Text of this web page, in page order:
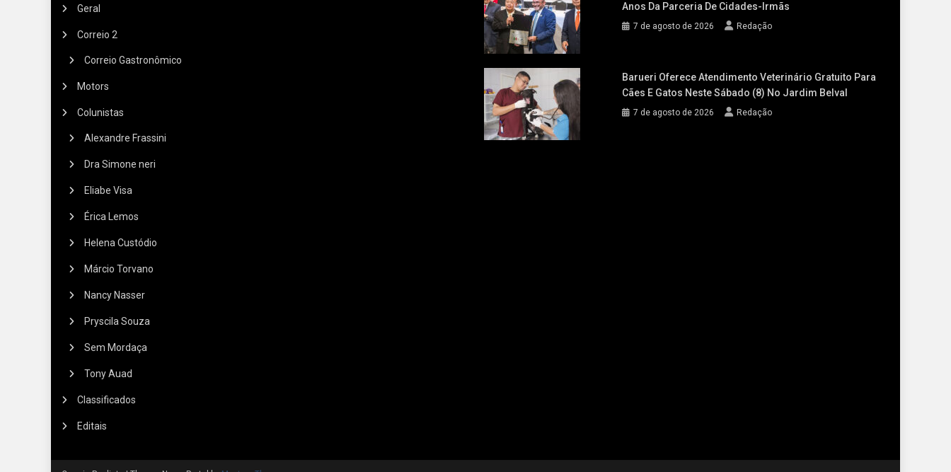
Geral
Correio 2
Correio Gastronômico
Motors
Colunistas
Alexandre Frassini
Dra Simone neri
Eliabe Visa
Érica Lemos
Helena Custódio
Márcio Torvano
Nancy Nasser
Pryscila Souza
Sem Mordaça
Tony Auad
Classificados
Editais
Anos Da Parceria De Cidades-Irmãs
7 de agosto de 2026 Redação
Barueri Oferece Atendimento Veterinário Gratuito Para
Cães E Gatos Neste Sábado (8) No Jardim Belval
7 de agosto de 2026 Redação